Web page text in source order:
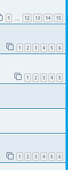
1 12 13 14 15
1 2 3 4 5 6
1 2 3 4 5
1 2 3 4 5 6